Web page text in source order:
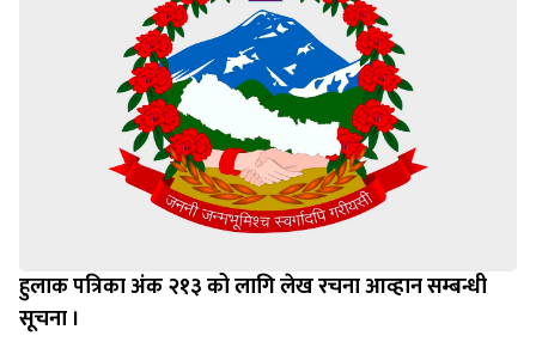
हुलाक पत्रिका अंक २१३ को लागि लेख रचना आव्हान सम्बन्धी
सूचना ।